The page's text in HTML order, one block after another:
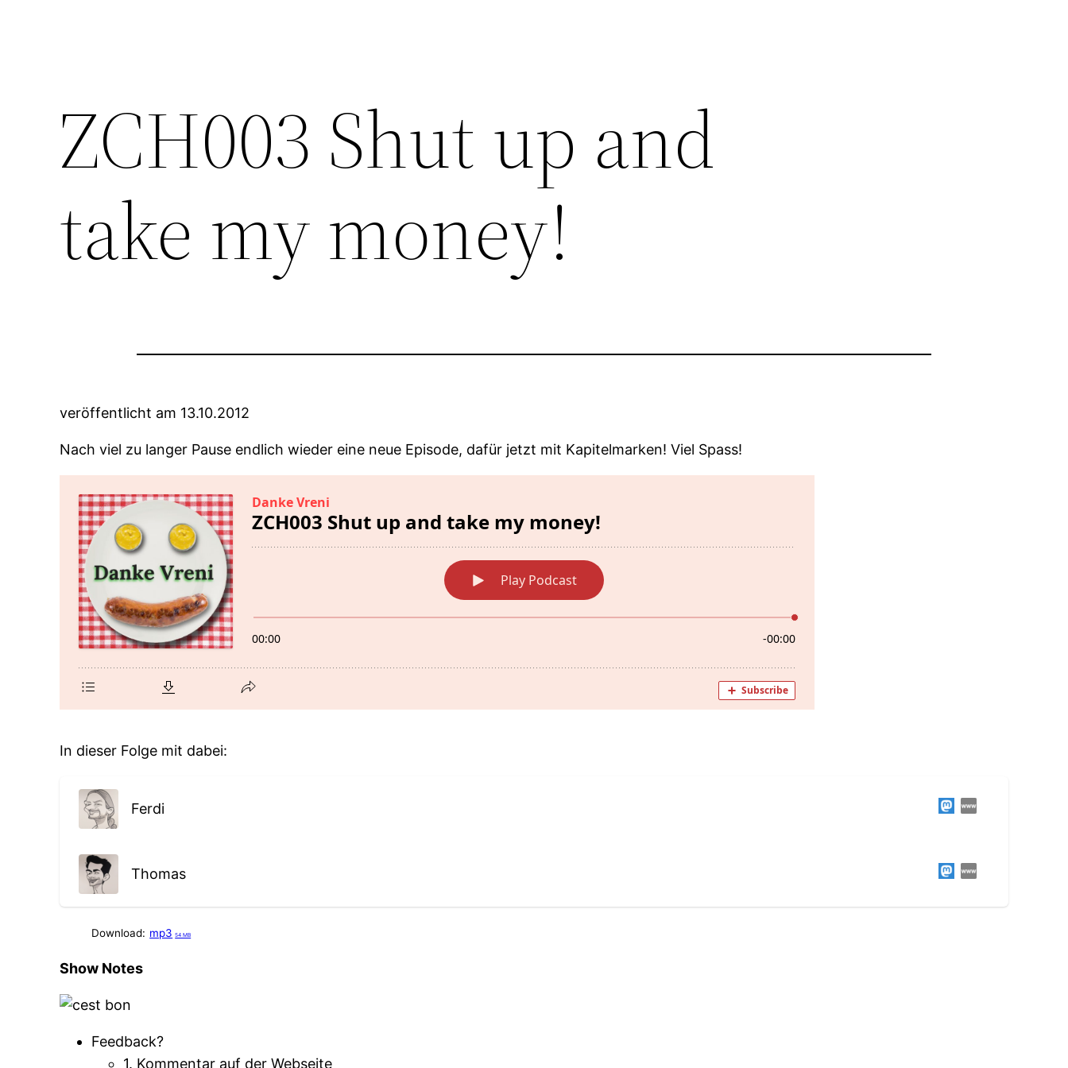
ZCH003 Shut up and
take my money!
veröffentlicht am 13.10.2012
Nach viel zu langer Pause endlich wieder eine neue Episode, dafür jetzt mit Kapitelmarken! Viel Spass!
In dieser Folge mit dabei:
Ferdi
Thomas
Download: mp3 54 MB
Show Notes
Feedback?
1. Kommentar auf der Webseite